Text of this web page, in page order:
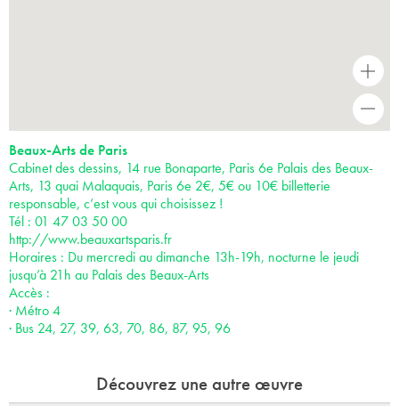
+
Beaux-Arts de Paris
Cabinet des dessins, 14 rue Bonaparte, Paris 6e Palais des Beaux-
Arts, 13 quai Malaquais, Paris 6e 2€, 5€ ou 10€ billetterie
responsable, c’est vous qui choisissez !
Tél : 01 47 03 50 00
http://www.beauxartsparis.fr
Horaires : Du mercredi au dimanche 13h-19h, nocturne le jeudi
jusqu’à 21h au Palais des Beaux-Arts
Accès :
· Métro 4
· Bus 24, 27, 39, 63, 70, 86, 87, 95, 96
Découvrez une autre œuvre